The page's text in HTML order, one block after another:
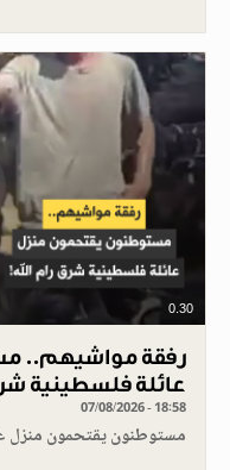
0.30
رفقة مواشيهم..
عائلة فلسطينية
07/08/2026 - 18:58
مستوطنون يقتحمون منزل